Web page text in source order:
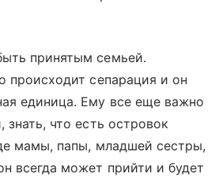
принятым семьей.
происходит сепарация и он
единица. Ему все еще важно
что есть островок
мамы, папы, младшей сестры,
всегда может прийти и будет